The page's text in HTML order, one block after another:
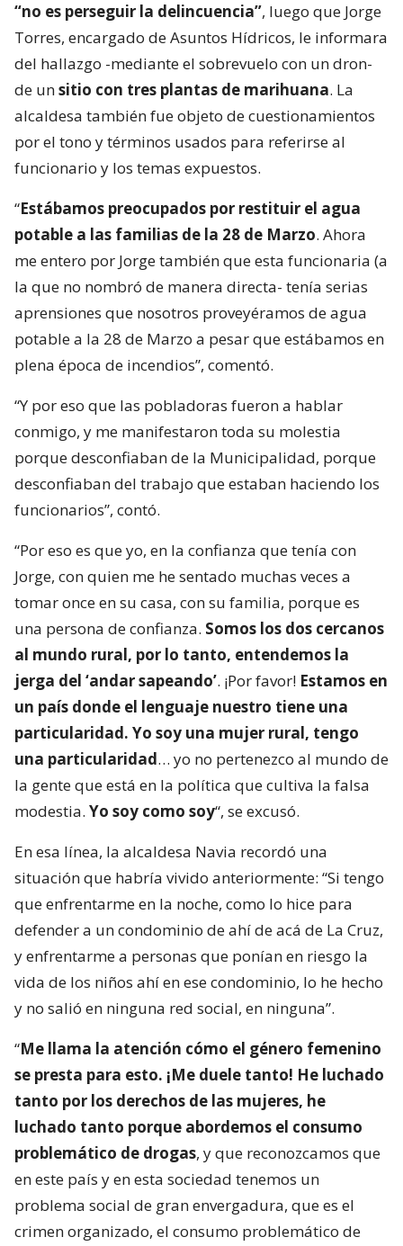
“no es perseguir la delincuencia”, luego que Jorge
Torres, encargado de Asuntos Hídricos, le informara
del hallazgo -mediante el sobrevuelo con un dron-
de unsitio con tres plantas de marihuana. La
alcaldesa también fue objeto de cuestionamientos
por el tono y términos usados para referirse al
funcionario y los temas expuestos.
“Estábamos preocupados por restituir el agua
potable a las familias de la 28 de Marzo. Ahora
me entero por Jorge también que esta funcionaria (a
la que no nombró de manera directa- tenía serias
aprensiones que nosotros proveyéramos de agua
potable a la 28 de Marzo a pesar que estábamos en
plena época de incendios”, comentó.
“Y por eso que las pobladoras fueron a hablar
conmigo, y me manifestaron toda su molestia
porque desconfiaban de la Municipalidad, porque
desconfiaban del trabajo que estaban haciendo los
funcionarios”, contó.
“Por eso es que yo, en la confianza que tenía con
Jorge, con quien me he sentado muchas veces a
tomar once en su casa, con su familia, porque es
una persona de confianza. Somos los dos cercanos
al mundo rural, por lo tanto, entendemos la
jerga del ‘andar sapeando’. ¡Por favor! Estamos en
un país donde el lenguaje nuestro tiene una
particularidad. Yo soy una mujer rural, tengo
una particularidad… yo no pertenezco al mundo de
la gente que está en la política que cultiva la falsa
modestia. Yo soy como soy“, se excusó.
En esa línea, la alcaldesa Navia recordó una
situación que habría vivido anteriormente: “Si tengo
que enfrentarme en la noche, como lo hice para
defender a un condominio de ahí de acá de La Cruz,
y enfrentarme a personas que ponían en riesgo la
vida de los niños ahí en ese condominio, lo he hecho
y no salió en ninguna red social, en ninguna”.
“Me llama la atención cómo el género femenino
se presta para esto. ¡Me duele tanto! He luchado
tanto por los derechos de las mujeres, he
luchado tanto porque abordemos el consumo
problemático de drogas, y que reconozcamos que
en este país y en esta sociedad tenemos un
problema social de gran envergadura, que es el
crimen organizado, el consumo problemático de